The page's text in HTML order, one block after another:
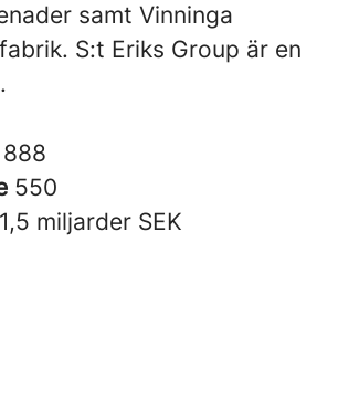
samt Vinninga
S:t Eriks Group är en
.
550
1,5 miljarder SEK